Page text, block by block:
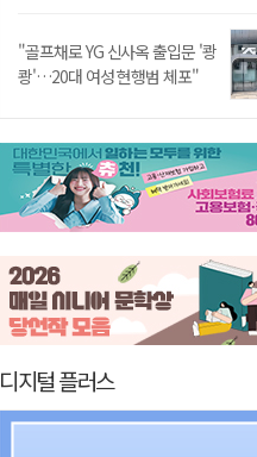
"골프채로 YG 신사옥 출입문 '쾅
쾅'…20대 여성 현행범 체포"
디지털 플러스